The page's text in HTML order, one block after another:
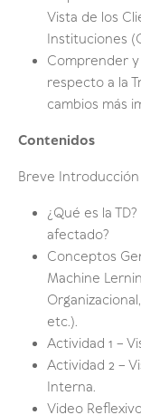
Vista de los
Instituciones
Comprender
respecto a la
cambios más
Contenidos
Breve Introducción
¿Qué es la
afectado?
Conceptos
Machine
etc.).
Actividad 1 –
Actividad 2 –
Interna.
Video Reflexivo